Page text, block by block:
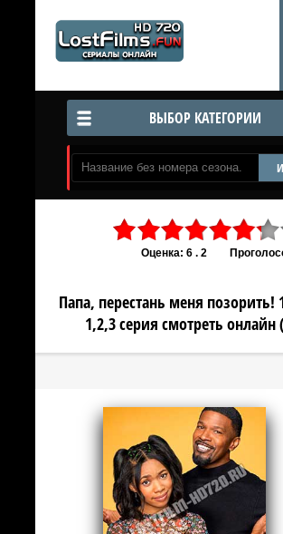
ВЫБОР КАТЕГОРИИ
Оценка: 6 . 2
Папа, перестань меня позорить!
1,2,3 серия смотреть онлайн